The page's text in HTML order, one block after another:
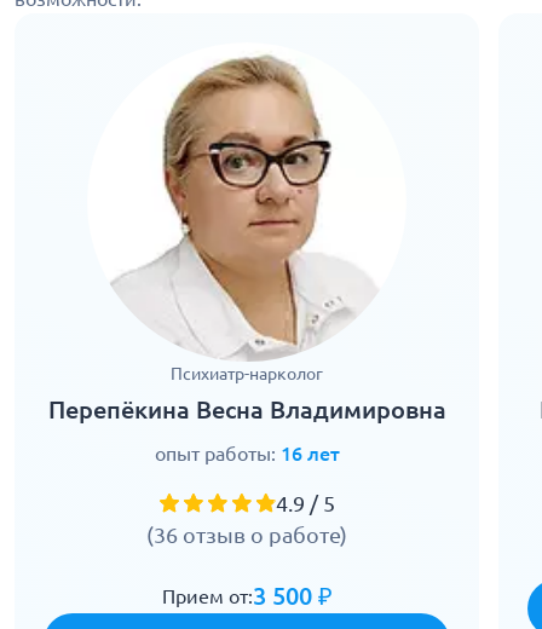
Психиатр-нарколог
Перепёкина Весна Владимировна
опыт работы: 16 лет
4.9 / 5
(36 отзыв о работе)
Прием от:3 500 ₽